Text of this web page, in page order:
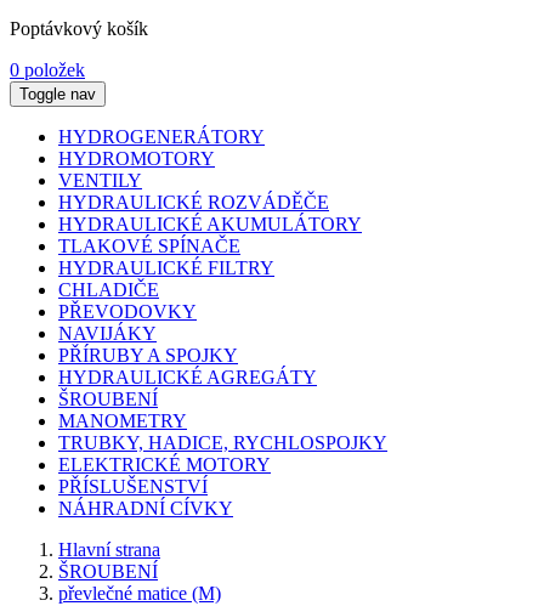
Poptávkový košík
0 položek
Toggle nav
HYDROGENERÁTORY
HYDROMOTORY
VENTILY
HYDRAULICKÉ ROZVÁDĚČE
HYDRAULICKÉ AKUMULÁTORY
TLAKOVÉ SPÍNAČE
HYDRAULICKÉ FILTRY
CHLADIČE
PŘEVODOVKY
NAVIJÁKY
PŘÍRUBY A SPOJKY
HYDRAULICKÉ AGREGÁTY
ŠROUBENÍ
MANOMETRY
TRUBKY, HADICE, RYCHLOSPOJKY
ELEKTRICKÉ MOTORY
PŘÍSLUŠENSTVÍ
NÁHRADNÍ CÍVKY
Hlavní strana
ŠROUBENÍ
převlečné matice (M)